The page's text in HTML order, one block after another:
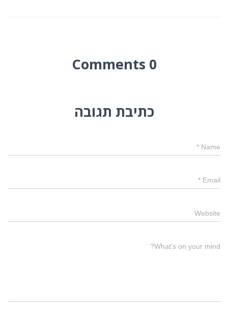
0 Comments
כתיבת תגובה
Name
*
Email
*
Website
What's on your mind?